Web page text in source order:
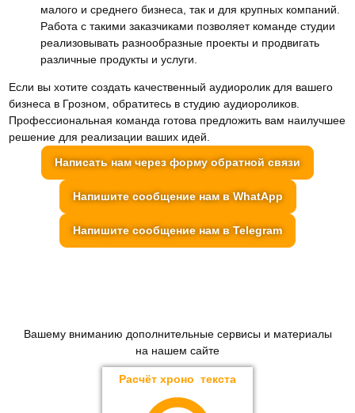
малого и среднего бизнеса, так и для крупных компаний.
Работа с такими заказчиками позволяет команде студии
реализовывать разнообразные проекты и продвигать
различные продукты и услуги.
Если вы хотите создать качественный аудиоролик для вашего
бизнеса в Грозном, обратитесь в студию аудиороликов.
Профессиональная команда готова предложить вам наилучшее
решение для реализации ваших идей.
Написать нам через форму обратной связи
Напишите сообщение нам в WhatApp
Напишите сообщение нам в Telegram
Вашему вниманию дополнительные сервисы и материалы
на нашем сайте
Расчёт хроно текста